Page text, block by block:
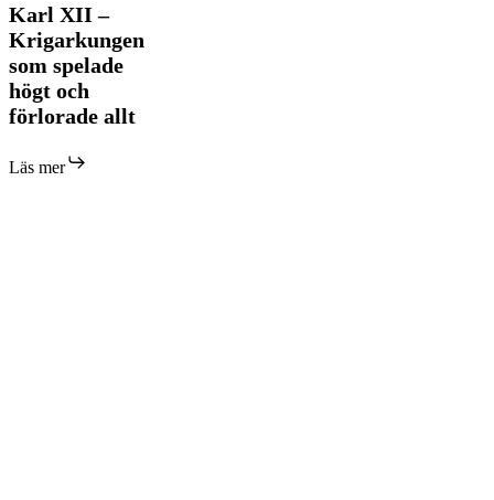
Karl
XII
–
Krigarkungen
som
spelade
högt
förlorade
Karl XII –
Krigarkungen
som spelade
högt och
förlorade allt
Läs mer